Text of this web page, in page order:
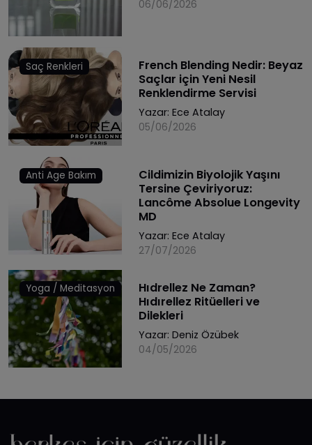
06/06/2026
Saç Renkleri
French Blending Nedir: Beyaz
Saçlar için Yeni Nesil
Renklendirme Servisi
Yazar: Ece Atalay
05/06/2026
Anti Age Bakım
Cildimizin Biyolojik Yaşını
Tersine Çeviriyoruz:
Lancôme Absolue Longevity
MD
Yazar: Ece Atalay
27/07/2026
Yoga / Meditasyon
Hıdrellez Ne Zaman?
Hıdırellez Ritüelleri ve
Dilekleri
Yazar: Deniz Özübek
04/05/2026